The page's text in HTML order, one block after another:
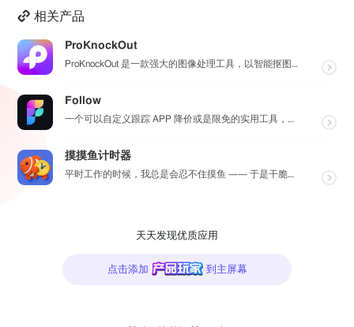
相关产品
ProKnockOut
ProKnockOut 是一款强大的图像处理工具，以智能抠图为核心，集成了图片合成、人像美容、照片编...
Follow
一个可以自定义跟踪 APP 降价或是限免的实用工具，同时可以设置包括 APP，游戏，热门类和精选类的...
摸摸鱼计时器
平时工作的时候，我总是会忍不住摸鱼 —— 于是干脆自己做了一个小工具，帮我统计每天到底摸了多久的鱼，...
天天发现优质应用
点击添加 到主屏幕